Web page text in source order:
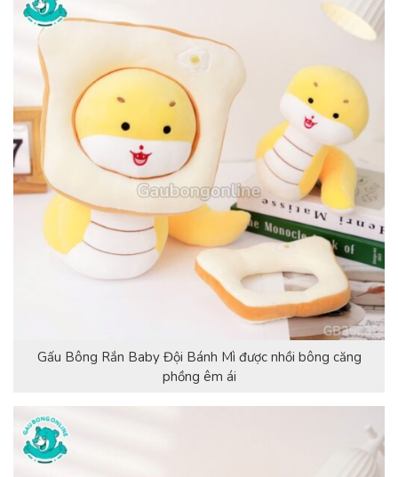
Gấu Bông Rắn Baby Đội Bánh Mì được nhồi bông căng
phồng êm ái